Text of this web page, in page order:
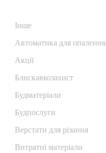
Iнше
Автоматика для опалення
Акції
Блискавкозахист
Будматеріали
Будпослуги
Верстати для різання
Витратні матеріали